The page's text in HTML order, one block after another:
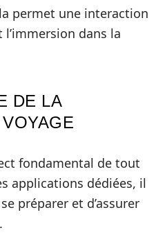
permet une interaction
dans la
DE LA
fondamental de tout
applications dédiées, il
préparer et d’assurer